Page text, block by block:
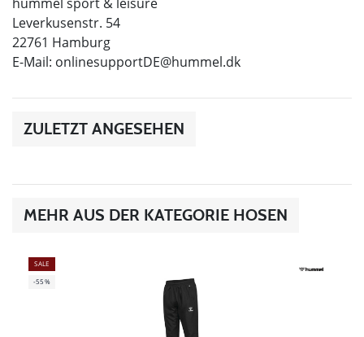
Leverkusenstr. 54
22761 Hamburg
E-Mail: onlinesupportDE@hummel.dk
ZULETZT ANGESEHEN
MEHR AUS DER KATEGORIE HOSEN
SALE
-55%